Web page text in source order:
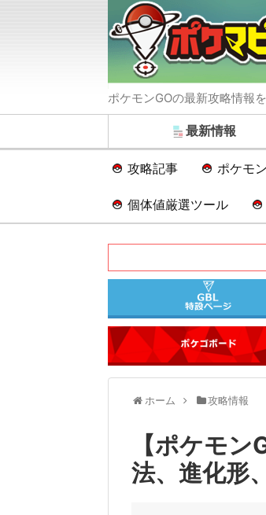
ポケモンGOの最新攻略情報
最新情報
攻略記事 ポケモ
個体値厳選ツール
ホーム 攻略情報
【ポケモ
法、進化形